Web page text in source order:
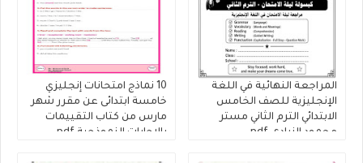
المراجعة النهائية في اللغة
الإنجليزية للصف الخامس
الابتدائي الترم الثاني مستر
محمود الزيادى.pdf
10 نماذج امتحانات إنجليزي
خامسة ابتدائى عن مقرر شهر
مارس من كتاب التقييمات
بالاجابات النموذجية pdf